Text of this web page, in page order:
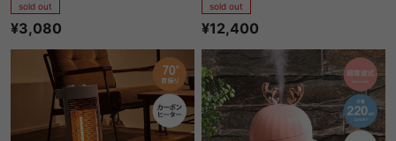
sold out
¥3,080
sold out
¥12,400